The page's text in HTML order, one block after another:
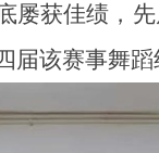
屡获佳绩，
届该赛事舞